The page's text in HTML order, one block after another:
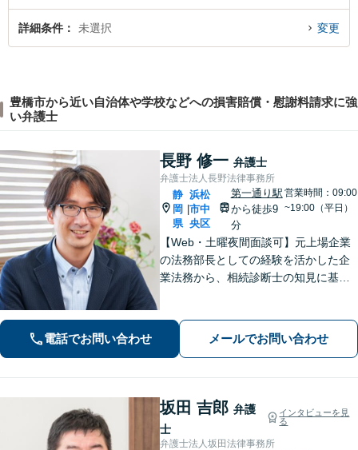
詳細条件 未選択 変更
豊橋市から近い自治体や学校などへの損害賠償・慰謝料請求に強
い弁護士
長野 修一 弁護士
弁護士法人長野法律事務所
静
岡
県
浜松
市中
央区
第一通り駅
から徒歩9
分
営業時間：09:00
~19:00（平日）
【Web・土曜夜間面談可】元上場企業
の法務部長としての経験を活かした企
業法務から、相続診断士の知見に基づ
す。お悩みの問題をスッキリ整理して
最前の策を一緒に考えましょう【新浜
電話でお問い合わせ メールでお問い合わせ
坂田 吉郎 弁護
士
インタビューを見
る
弁護士法人坂田法律事務所